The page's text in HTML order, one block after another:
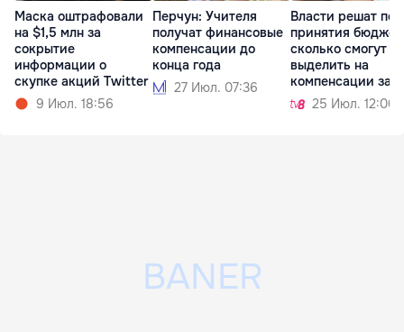
Маска оштрафовали
на $1,5 млн за
сокрытие
информации о
скупке акций Twitter
9 Июл. 18:56
Перчун: Учителя
получат финансовые
компенсации до
конца года
27 Июл. 07:36
Власти решат
принятия
сколько смогут
выделить на
компенсации за
25 Июл. 12:00